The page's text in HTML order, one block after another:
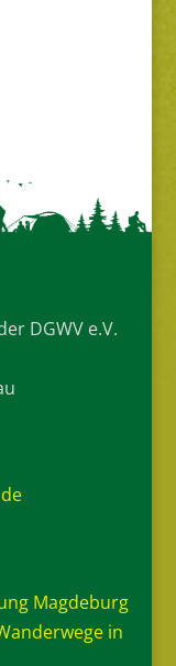
DGWV e.V.
Magdeburg
in